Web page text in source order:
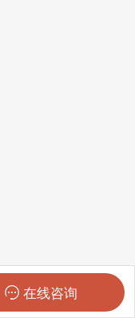
在线咨询